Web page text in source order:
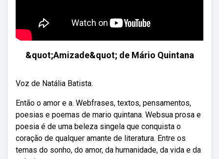
&quot;Amizade&quot; de Mário Quintana
Voz de Natália Batista.
Então o amor e a. Webfrases, textos, pensamentos,
poesias e poemas de mario quintana. Websua prosa e
poesia é de uma beleza singela que conquista o
coração de qualquer amante de literatura. Entre os
temas do sonho, do amor, da humanidade, da vida e da